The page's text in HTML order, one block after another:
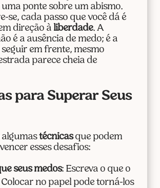
ponte sobre um abismo.
se, cada passo que você dá é
direção à liberdade. A
é a ausência de medo; é a
seguir em frente, mesmo
parece cheia de
para Superar Seus
algumastécnicasque podem
esses desafios:
seus medos: Escreva o que o
Colocar no papel pode torná-los